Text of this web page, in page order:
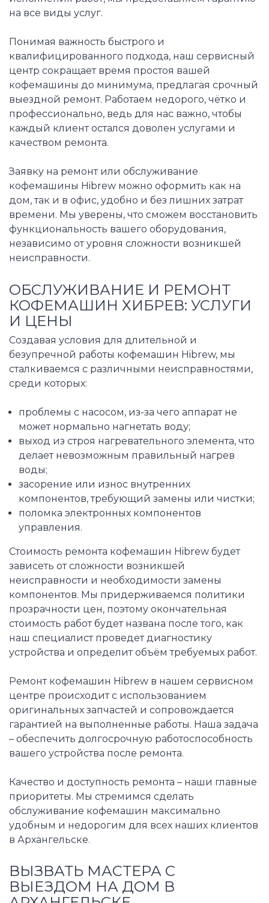
на все виды услуг.
Понимая важность быстрого и
квалифицированного подхода, наш сервисный
центр сокращает время простоя вашей
кофемашины до минимума, предлагая срочный
выездной ремонт. Работаем недорого, чётко и
профессионально, ведь для нас важно, чтобы
каждый клиент остался доволен услугами и
качеством ремонта.
Заявку на ремонт или обслуживание
кофемашины Hibrew можно оформить как на
дом, так и в офис, удобно и без лишних затрат
времени. Мы уверены, что сможем восстановить
функциональность вашего оборудования,
независимо от уровня сложности возникшей
неисправности.
ОБСЛУЖИВАНИЕ И РЕМОНТ
КОФЕМАШИН ХИБРЕВ: УСЛУГИ
И ЦЕНЫ
Создавая условия для длительной и
безупречной работы кофемашин Hibrew, мы
сталкиваемся с различными неисправностями,
среди которых:
проблемы с насосом, из-за чего аппарат не
может нормально нагнетать воду;
выход из строя нагревательного элемента, что
делает невозможным правильный нагрев
воды;
засорение или износ внутренних
компонентов, требующий замены или чистки;
поломка электронных компонентов
управления.
Стоимость ремонта кофемашин Hibrew будет
зависеть от сложности возникшей
неисправности и необходимости замены
компонентов. Мы придерживаемся политики
прозрачности цен, поэтому окончательная
стоимость работ будет названа после того, как
наш специалист проведет диагностику
устройства и определит объём требуемых работ.
Ремонт кофемашин Hibrew в нашем сервисном
центре происходит с использованием
оригинальных запчастей и сопровождается
гарантией на выполненные работы. Наша задача
– обеспечить долгосрочную работоспособность
вашего устройства после ремонта.
Качество и доступность ремонта – наши главные
приоритеты. Мы стремимся сделать
обслуживание кофемашин максимально
удобным и недорогим для всех наших клиентов
в Архангельске.
ВЫЗВАТЬ МАСТЕРА С
ВЫЕЗДОМ НА ДОМ В